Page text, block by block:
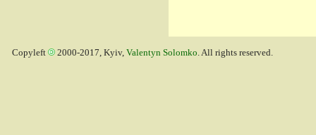
Copyleft 2000-2017, Kyiv, Valentyn Solomko. All rights reserved.